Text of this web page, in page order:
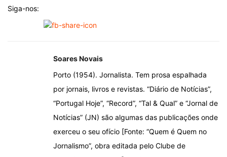
Siga-nos:
Soares Novais
Porto (1954). Jornalista. Tem prosa espalhada
por jornais, livros e revistas. “Diário de Notícias”,
“Portugal Hoje”, “Record”, “Tal & Qual” e “Jornal de
Notícias” (JN) são algumas das publicações onde
exerceu o seu ofício [Fonte: “Quem é Quem no
Jornalismo”, obra editada pelo Clube de